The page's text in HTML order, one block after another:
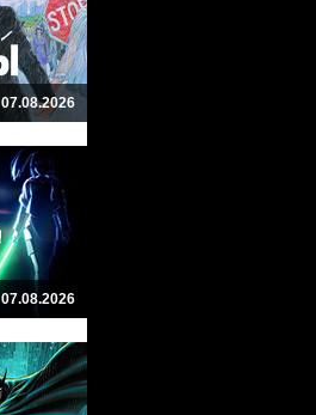
07.08.2026
07.08.2026